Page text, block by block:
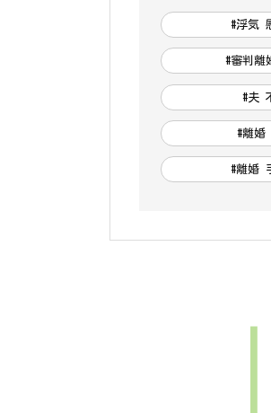
#浮気
#審判離
#夫
#離婚
#離婚